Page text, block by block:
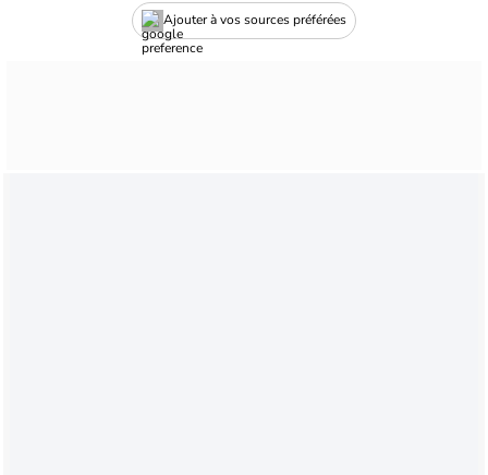
Ajouter à vos sources préférées